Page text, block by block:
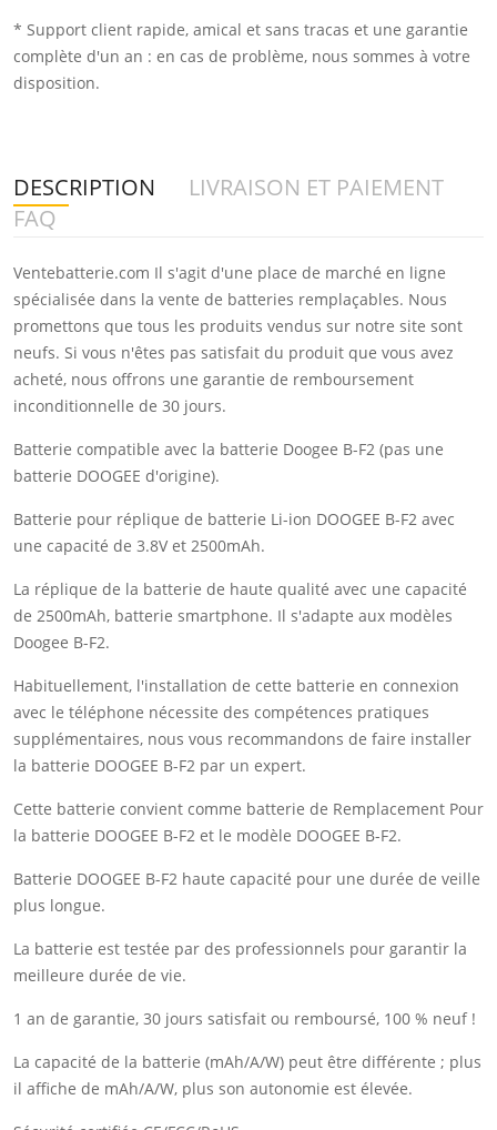
* Support client rapide, amical et sans tracas et une garantie
complète d'un an : en cas de problème, nous sommes à votre
disposition.
DESCRIPTION
LIVRAISON ET PAIEMENT
FAQ
Ventebatterie.com Il s'agit d'une place de marché en ligne
spécialisée dans la vente de batteries remplaçables. Nous
promettons que tous les produits vendus sur notre site sont
neufs. Si vous n'êtes pas satisfait du produit que vous avez
acheté, nous offrons une garantie de remboursement
inconditionnelle de 30 jours.
Batterie compatible avec la batterie Doogee B-F2 (pas une
batterie DOOGEE d'origine).
Batterie pour réplique de batterie Li-ion DOOGEE B-F2 avec
une capacité de 3.8V et 2500mAh.
La réplique de la batterie de haute qualité avec une capacité
de 2500mAh, batterie smartphone. Il s'adapte aux modèles
Doogee B-F2.
Habituellement, l'installation de cette batterie en connexion
avec le téléphone nécessite des compétences pratiques
supplémentaires, nous vous recommandons de faire installer
la batterie DOOGEE B-F2 par un expert.
Cette batterie convient comme batterie de Remplacement Pour
la batterie DOOGEE B-F2 et le modèle DOOGEE B-F2.
Batterie DOOGEE B-F2 haute capacité pour une durée de veille
plus longue.
La batterie est testée par des professionnels pour garantir la
meilleure durée de vie.
1 an de garantie, 30 jours satisfait ou remboursé, 100 % neuf !
La capacité de la batterie (mAh/A/W) peut être différente ; plus
il affiche de mAh/A/W, plus son autonomie est élevée.